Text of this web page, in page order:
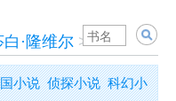
·隆维尔 >唯一钟爱
小说 侦探小说 科幻小